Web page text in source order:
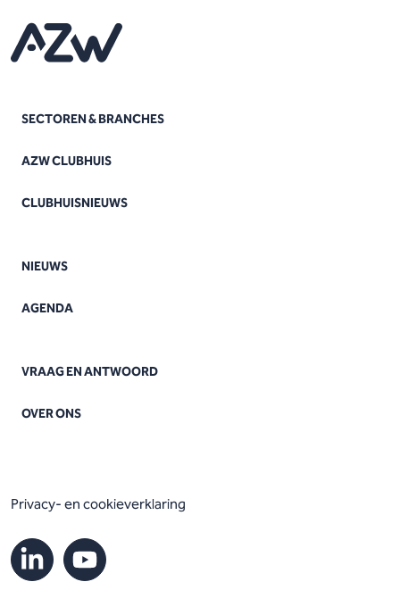
SECTOREN & BRANCHES
AZW CLUBHUIS
CLUBHUISNIEUWS
NIEUWS
AGENDA
VRAAG EN ANTWOORD
OVER ONS
Privacy- en cookieverklaring